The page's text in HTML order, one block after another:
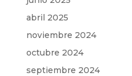
abril 2025
noviembre 2024
octubre 2024
septiembre 2024